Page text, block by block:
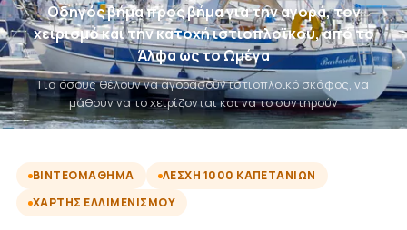
Οδηγός βήμα προς βήμα για την αγορά, τον
χειρισμό και την κατοχή ιστιοπλοϊκού, από το
Άλφα ως το Ωμέγα
Για όσους θέλουν να αγοράσουν ιστιοπλοϊκό σκάφος, να
μάθουν να το χειρίζονται και να το συντηρούν
ΒΙΝΤΕΟΜΆΘΗΜΑ
ΛΈΣΧΗ 1000 ΚΑΠΕΤΆΝΙΩΝ
ΧΆΡΤΗΣ ΕΛΛΙΜΕΝΙΣΜΟΎ